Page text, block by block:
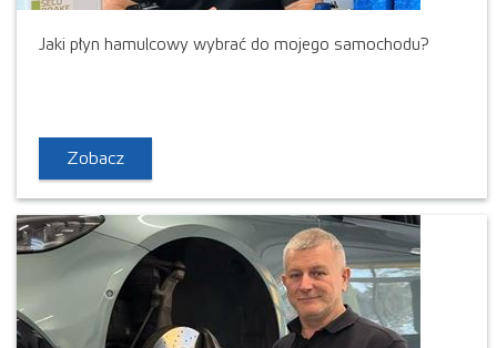
Jaki płyn hamulcowy wybrać do mojego samochodu?
Zobacz